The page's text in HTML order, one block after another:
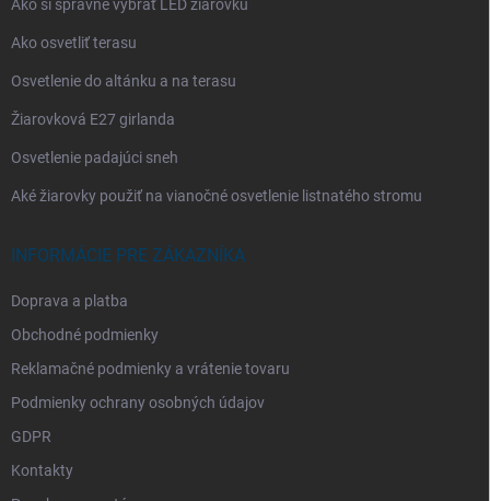
Ako si správne vybrať LED žiarovku
Ako osvetliť terasu
Osvetlenie do altánku a na terasu
Žiarovková E27 girlanda
Osvetlenie padajúci sneh
Aké žiarovky použiť na vianočné osvetlenie listnatého stromu
INFORMÁCIE PRE ZÁKAZNÍKA
Doprava a platba
Obchodné podmienky
Reklamačné podmienky a vrátenie tovaru
Podmienky ochrany osobných údajov
GDPR
Kontakty